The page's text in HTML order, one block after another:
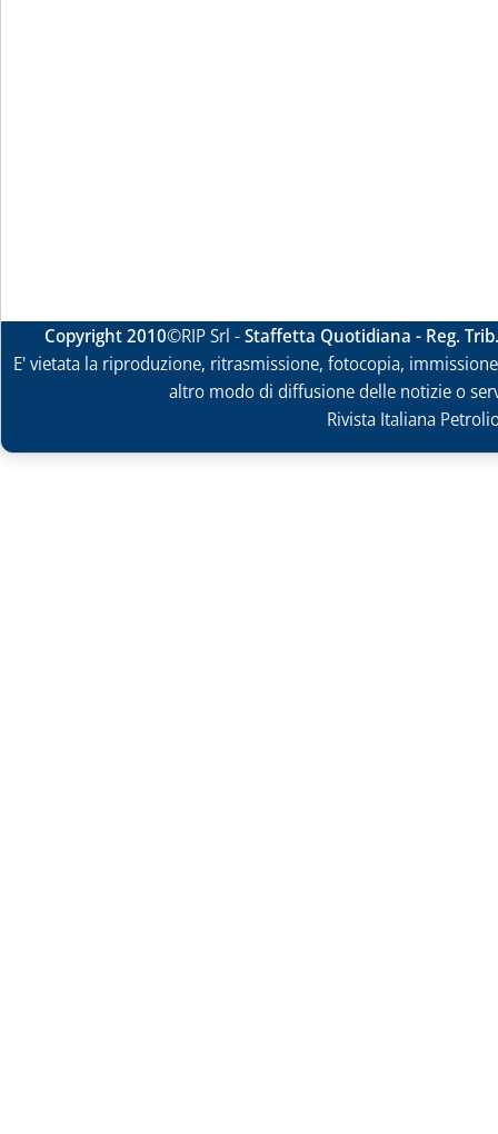
Copyright 2010©RIP Srl -Staffetta Quotidiana - Reg.
E' vietata la riproduzione, ritrasmissione, fotocopia,
altro modo di diffusione delle notizie o
Rivista Italiana